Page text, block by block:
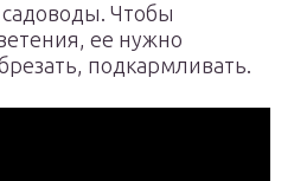
Чтобы
ее нужно
подкармливать.